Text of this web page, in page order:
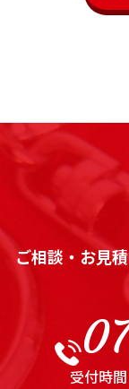
ご相談・お見
受付時